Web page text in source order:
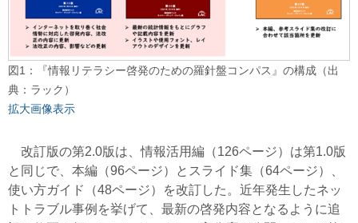
図1：『情報リテラシー啓発のための羅針盤コンパス』の構成（出
典：ラック）
拡大画像表示
改訂版の第2.0版は、情報活用編（126ページ）は第1.0版
と同じで、本編（96ページ）とスライド集（64ページ）、
使い方ガイド（48ページ）を改訂した。近年発生したネッ
トトラブル事例を挙げて、最新の啓発内容となるように追